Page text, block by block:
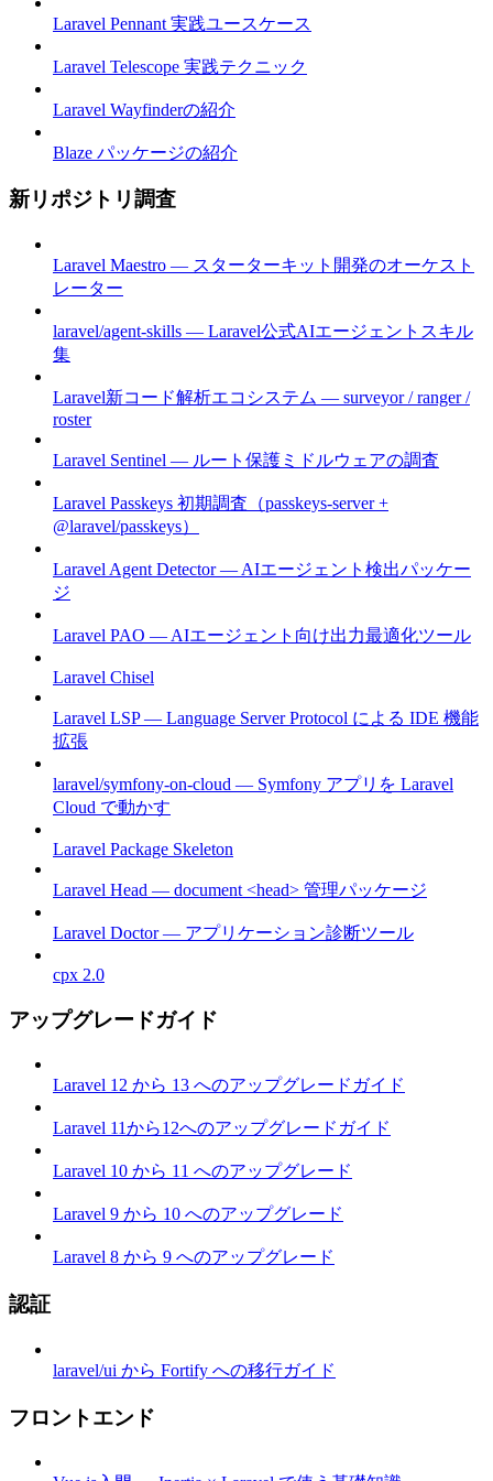
Laravel Pennant 実践ユースケース
Laravel Telescope 実践テクニック
Laravel Wayfinderの紹介
Blaze パッケージの紹介
新リポジトリ調査
Laravel Maestro — スターターキット開発のオーケスト
レーター
laravel/agent-skills — Laravel公式AIエージェントスキル
集
Laravel新コード解析エコシステム — surveyor / ranger /
roster
Laravel Sentinel — ルート保護ミドルウェアの調査
Laravel Passkeys 初期調査（passkeys-server +
@laravel/passkeys）
Laravel Agent Detector — AIエージェント検出パッケー
ジ
Laravel PAO — AIエージェント向け出力最適化ツール
Laravel Chisel
Laravel LSP — Language Server Protocol による IDE 機能
拡張
laravel/symfony-on-cloud — Symfony アプリを Laravel
Cloud で動かす
Laravel Package Skeleton
Laravel Head — document <head> 管理パッケージ
Laravel Doctor — アプリケーション診断ツール
cpx 2.0
アップグレードガイド
Laravel 12 から 13 へのアップグレードガイド
Laravel 11から12へのアップグレードガイド
Laravel 10 から 11 へのアップグレード
Laravel 9 から 10 へのアップグレード
Laravel 8 から 9 へのアップグレード
認証
laravel/ui から Fortify への移行ガイド
フロントエンド